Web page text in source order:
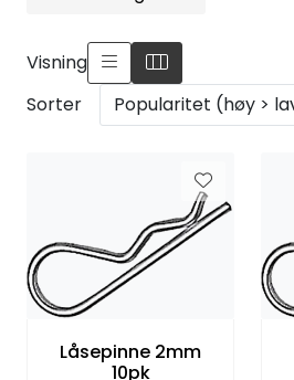
Visning
Sorter
Låsepinne 2mm
10pk
VVS
Fortøyning
Fritid/Sikkerhet
Båtpleie/Opplag